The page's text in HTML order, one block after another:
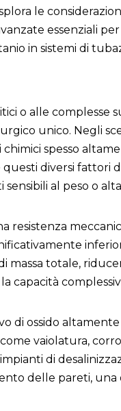
le
essenziali per
in sistemi di
o alle complesse
unico. Negli
spesso
diversi fattori
al peso o
resistenza
massa totale,
capacità
di ossido altamente
vaiolatura,
di
delle pareti, una